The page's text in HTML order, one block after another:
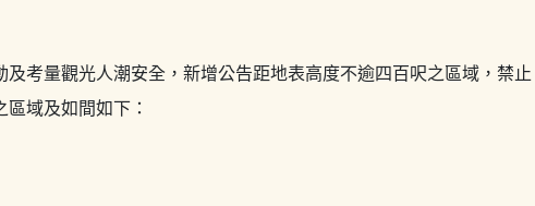
考量觀光人潮安全，新增公告距地表高度不逾四百呎之區域，禁止
域及如間如下：